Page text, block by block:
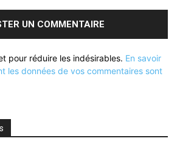
pour réduire les indésirables. En savoir
les données de vos commentaires sont